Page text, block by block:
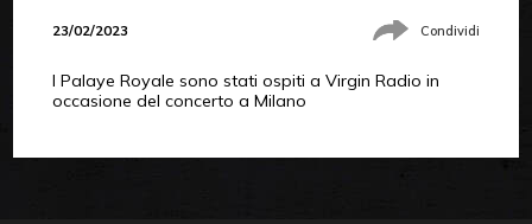
23/02/2023 Condividi
I Palaye Royale sono stati ospiti a Virgin Radio in
occasione del concerto a Milano